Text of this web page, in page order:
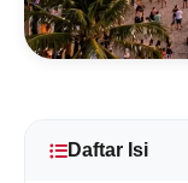
Daftar Isi